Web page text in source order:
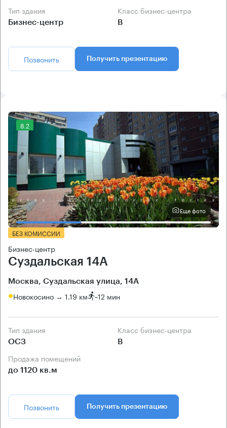
Тип здания
Бизнес-центр
Класс бизнес-центра
B
Позвонить Получить презентацию
8.2
Еще фото
БЕЗ КОМИССИИ
Бизнес-центр
Суздальская 14А
Москва, Суздальская улица, 14А
Новокосино → 1.19 км ~12 мин
Тип здания
ОСЗ
Класс бизнес-центра
B
Продажа помещений
до 1120 кв.м
Позвонить Получить презентацию